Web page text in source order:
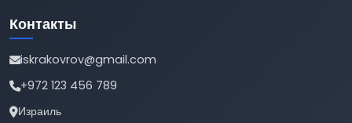
Контакты
iskrakovrov@gmail.com
+972 123 456 789
Израиль